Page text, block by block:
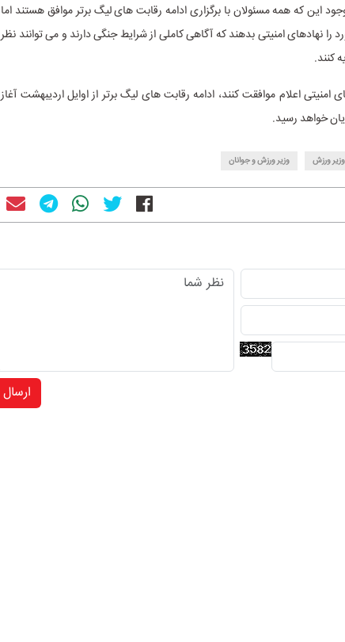
این که همه مسئولان با برگزاری ادامه رقابت های لیگ برتر موافق هستند اما
را نهادهای امنیتی بدهند که آگاهی کاملی از شرایط جنگی دارند و می توانند نظر
کنند.
اعلام موافقت کنند، ادامه رقابت های لیگ برتر از اوایل اردیبهشت آغاز
خواهد رسید.
وزیر ورزش وزیر ورزش و جوانان
ارسال